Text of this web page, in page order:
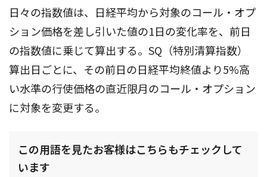
日々の指数値は、日経平均から対象のコール・オプ
ション価格を差し引いた値の1日の変化率を、前日
の指数値に乗じて算出する。SQ（特別清算指数）
算出日ごとに、その前日の日経平均終値より5%高
い水準の行使価格の直近限月のコール・オプション
に対象を変更する。
この用語を見たお客様はこちらもチェックして
います